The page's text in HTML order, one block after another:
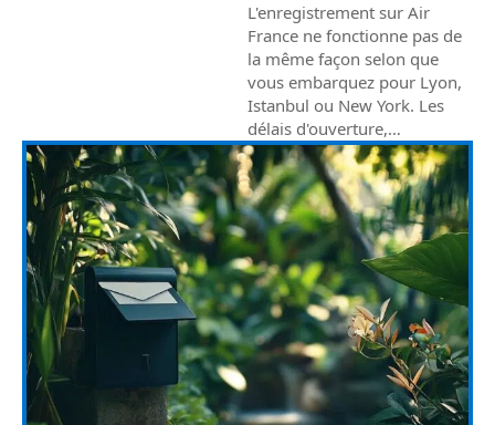
L'enregistrement sur Air
France ne fonctionne pas de
la même façon selon que
vous embarquez pour Lyon,
Istanbul ou New York. Les
délais d'ouverture,…